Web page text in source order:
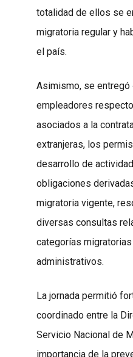
totalidad de ellos se
migratoria regular y
el país.
Asimismo, se entregó
empleadores
asociados a la
extranjeras, los
desarrollo de
obligaciones
migratoria vigente,
diversas consultas
categorías
administrativos.
La jornada permitió
coordinado entre la
Servicio Nacional de
importancia de la